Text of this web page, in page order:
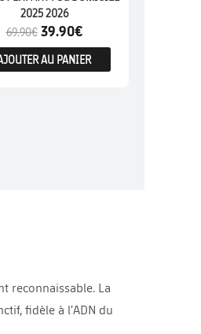
2025 2026
69.90€ 39.90€
AU PANIER
reconnaissable. La
fidèle à l’ADN du